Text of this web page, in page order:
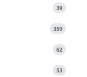
39
359
62
53